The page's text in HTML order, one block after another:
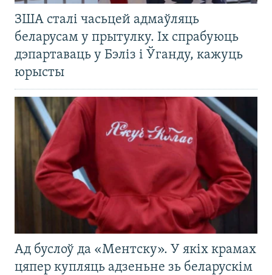
ЗША сталі часьцей адмаўляць
беларусам у прытулку. Іх спрабуюць
дэпартаваць у Бэліз і Ўганду, кажуць
юрысты
Ад буслоў да «Ментску». У якіх крамах
цяпер купляць адзеньне зь беларускім